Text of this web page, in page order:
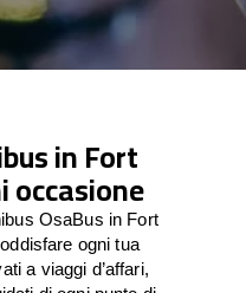
in Fort
occasione
OsaBus in Fort
ogni tua
a viaggi d’affari,